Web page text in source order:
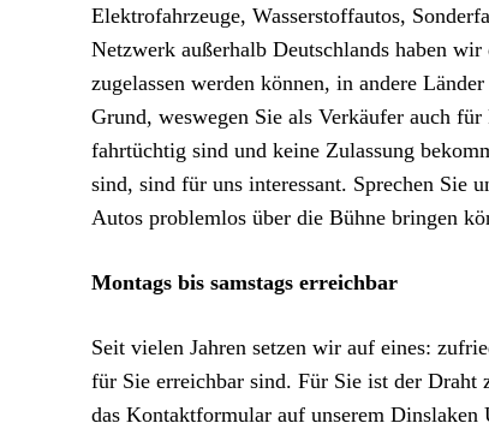
Elektrofahrzeuge, Wasserstoffautos,
Netzwerk außerhalb Deutschlands haben
zugelassen werden können, in andere
Grund, weswegen Sie als Verkäufer auch
fahrtüchtig sind und keine Zulassung
sind, sind für uns interessant. Sprechen Sie
Autos problemlos über die Bühne bringen
Montags bis samstags erreichbar
Seit vielen Jahren setzen wir auf eines:
für Sie erreichbar sind. Für Sie ist der Draht
das Kontaktformular auf unserem Dinslaken